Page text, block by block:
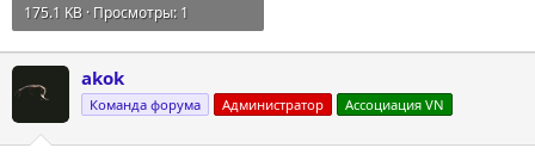
175.1 KB · Просмотры: 1
akok
Команда форума Администратор Ассоциация VN